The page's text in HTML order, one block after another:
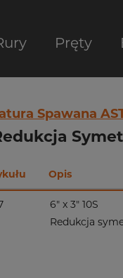
Pręty
Spawana
Opis
6" x 3" 10S
Redukcja